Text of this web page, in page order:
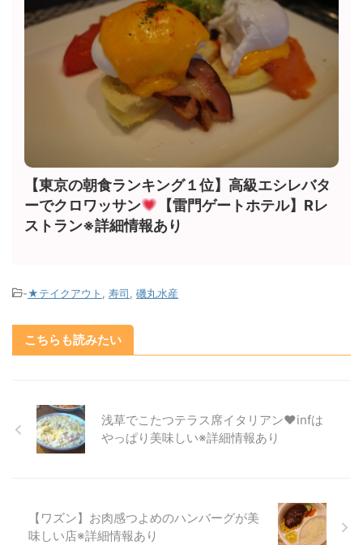
【東京の朝食ランキング１位】高級エシレバタ
ーでクロワッサン
【雷門ゲートホテル】Rレ
ストラン※詳細情報あり
-★テイクアウト , 寿司, 磯丸水産
こちらも読みたい
浅草でこたつテラス席イタリアン♥infは
やっぱり美味しい※詳細情報あり
【ワズン】お肉感つよめのハンバーグが美
味しい店※詳細情報あり